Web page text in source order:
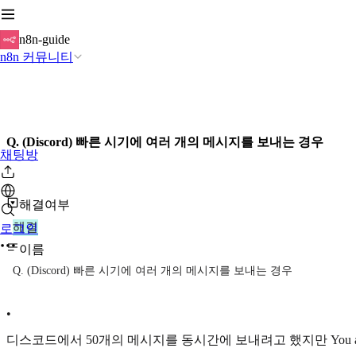
n8n-guide
n8n 커뮤니티
채팅방
로그인
Q. (Discord) 빠른 시기에 여러 개의 메시지를 보내는 경우
해결여부
해결
이름
Q. (Discord) 빠른 시기에 여러 개의 메시지를 보내는 경우
•
디스코드에서 50개의 메시지를 동시간에 보내려고 했지만 You